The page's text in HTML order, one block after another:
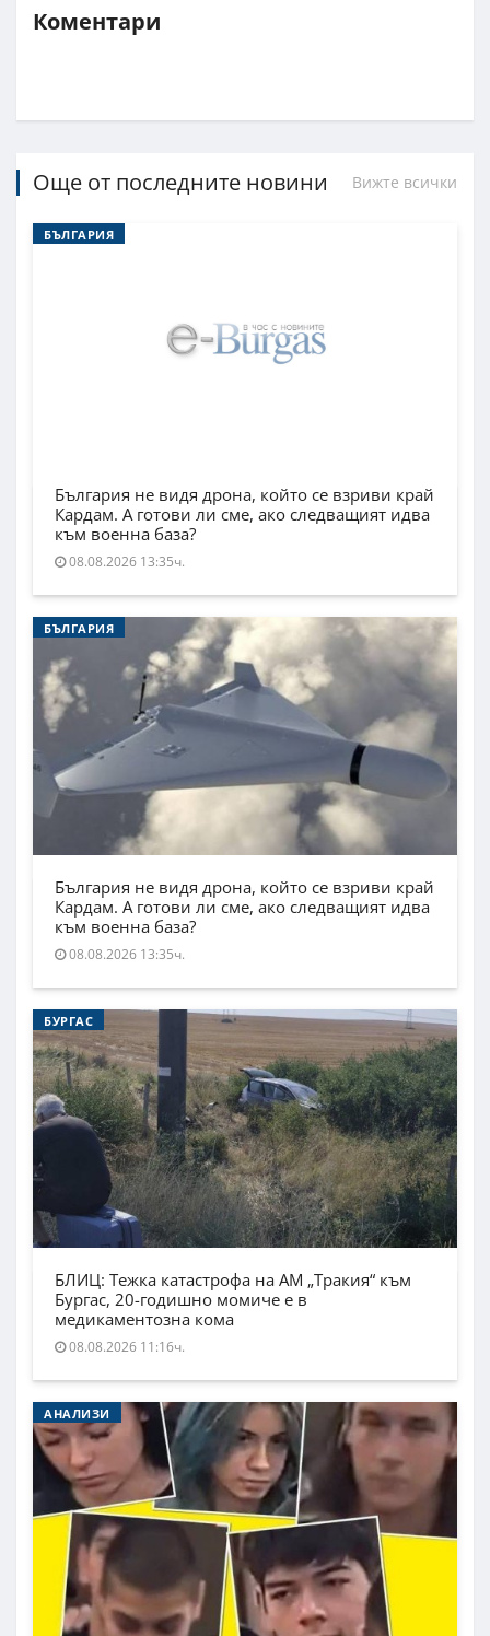
Коментари
Още от последните новини Вижте всички
БЪЛГАРИЯ
България не видя дрона, който се взриви край
Кардам. А готови ли сме, ако следващият идва
към военна база?
08.08.2026 13:35ч.
БЪЛГАРИЯ
България не видя дрона, който се взриви край
Кардам. А готови ли сме, ако следващият идва
към военна база?
08.08.2026 13:35ч.
БУРГАС
БЛИЦ: Тежка катастрофа на АМ „Тракия“ към
Бургас, 20-годишно момиче е в
медикаментозна кома
08.08.2026 11:16ч.
АНАЛИЗИ